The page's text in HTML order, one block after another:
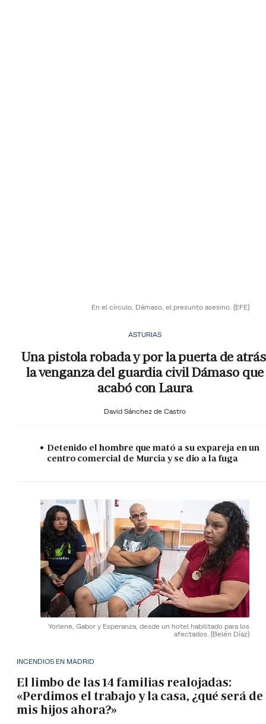
En el círculo, Dámaso, el presunto asesino. (EFE)
ASTURIAS
Una pistola robada y por la puerta de
la venganza del guardia civil Dámaso que
acabó con Laura
David Sánchez de Castro
Detenido el hombre que mató a su expareja en un
centro comercial de Murcia y se dio a la fuga
Yorlene, Gabor y Esperanza, desde un hotel habilitado para los
afectados. (Belén Díaz)
INCENDIOS EN MADRID
El limbo de las 14 familias realojadas:
«Perdimos el trabajo y la casa, ¿qué será de
mis hijos ahora?»